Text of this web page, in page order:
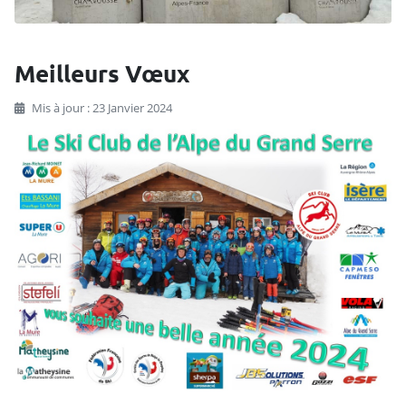
Meilleurs Vœux
Mis à jour : 23 Janvier 2024